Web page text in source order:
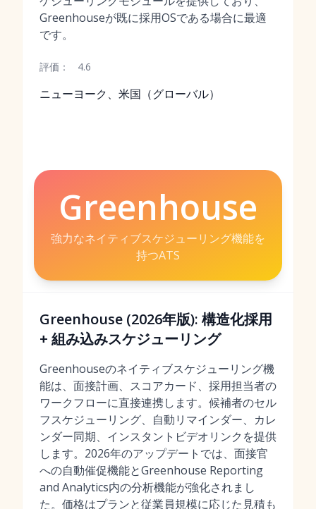
Greenhouseが既に採用OSである場合に最適
です。
評価： 4.6
ニューヨーク、米国（グローバル）
Greenhouse
強力なネイティブスケジューリング機能を
持つATS
Greenhouse (2026年版): 構造化採用
+ 組み込みスケジューリング
Greenhouseのネイティブスケジューリング機
能は、面接計画、スコアカード、採用担当者の
ワークフローに直接連携します。候補者のセル
フスケジューリング、自動リマインダー、カレ
ンダー同期、インスタントビデオリンクを提供
します。2026年のアップデートでは、面接官
への自動催促機能とGreenhouse Reporting
and Analytics内の分析機能が強化されまし
た。価格はプランと従業員規模に応じた見積も